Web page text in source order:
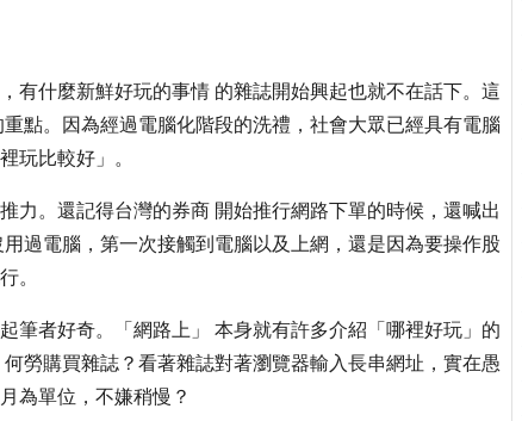
有什麼新鮮好玩的事情 的雜誌開始興起也就不在話下。這
點。因為經過電腦化階段的洗禮，社會大眾已經具有電腦
玩比較好」。
力。還記得台灣的券商 開始推行網路下單的時候，還喊出
過電腦，第一次接觸到電腦以及上網，還是因為要操作股
。
筆者好奇。「網路上」 本身就有許多介紹「哪裡好玩」的
勞購買雜誌？看著雜誌對著瀏覽器輸入長串網址，實在愚
為單位，不嫌稍慢？